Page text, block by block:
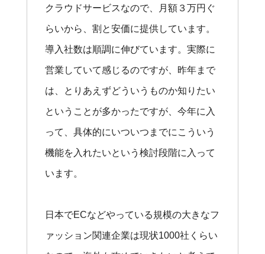
クラウドサービスなので、月額３万円ぐ
らいから、割と安価に提供しています。
導入社数は順調に伸びています。実際に
営業していて感じるのですが、昨年まで
は、とりあえずどういうものか知りたい
ということが多かったですが、今年に入
って、具体的にいついつまでにこういう
機能を入れたいという検討段階に入って
います。
日本でECなどやっている規模の大きなフ
ァッション関連企業は現状1000社くらい